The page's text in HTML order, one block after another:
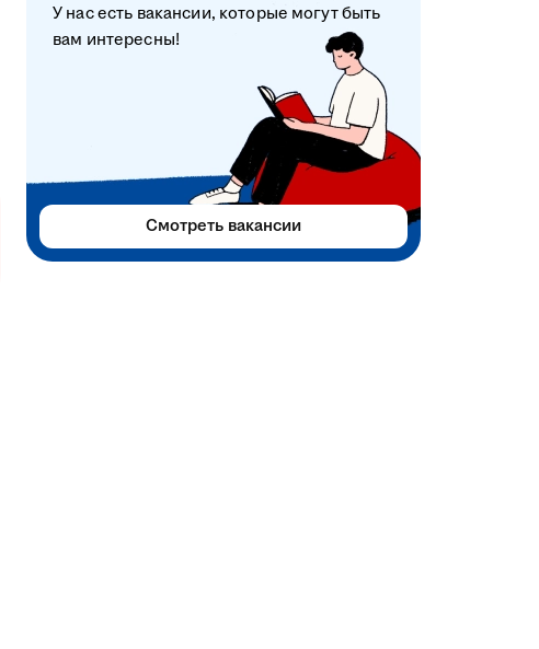
У нас есть вакансии, которые могут быть
вам интересны!
Смотреть вакансии